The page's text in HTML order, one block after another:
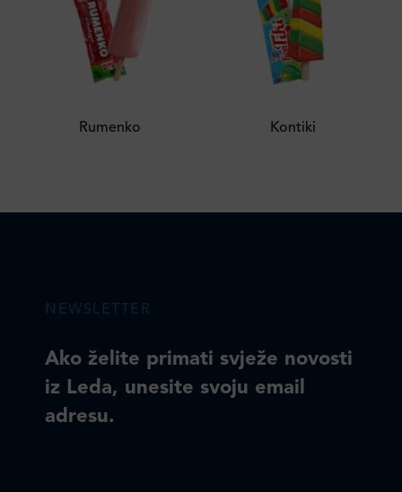
Rumenko Kontiki
NEWSLETTER
Ako želite primati svježe novosti
iz Leda, unesite svoju email
adresu.